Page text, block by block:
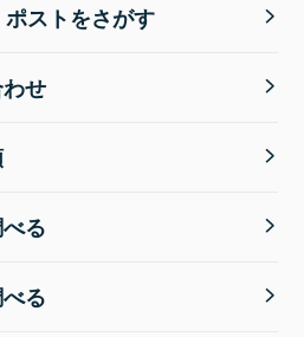
ストをさがす
せ
る
る